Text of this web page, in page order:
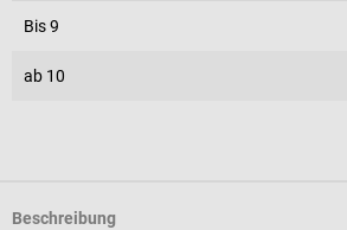
Bis9
ab 10
Beschreibung